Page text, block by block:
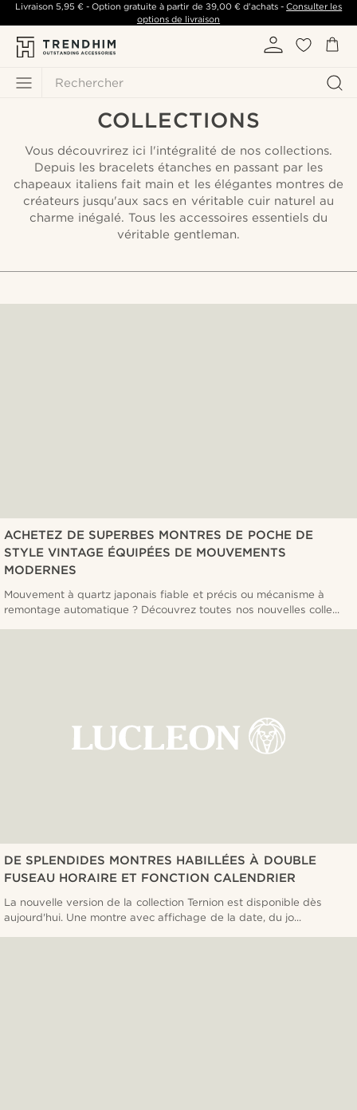
Rechercher
Livraison 5,95 €- Option gratuite à partir de 39,00 €d'achats -Consulter les
options de livraison
COLLECTIONS
Vous découvrirez ici l'intégralité de nos collections.
Depuis les bracelets étanches en passant par les
chapeaux italiens fait main et les élégantes montres de
créateurs jusqu'aux sacs en véritable cuir naturel au
charme inégalé. Tous les accessoires essentiels du
véritable gentleman.
ACHETEZ DE SUPERBES MONTRES DE POCHE DE
STYLE VINTAGE ÉQUIPÉES DE MOUVEMENTS
MODERNES
Mouvement à quartz japonais fiable et précis ou mécanisme à
remontage automatique ? Découvrez toutes nos nouvelles colle...
DE SPLENDIDES MONTRES HABILLÉES À DOUBLE
FUSEAU HORAIRE ET FONCTION CALENDRIER
La nouvelle version de la collection Ternion est disponible dès
aujourd'hui. Une montre avec affichage de la date, du jo...